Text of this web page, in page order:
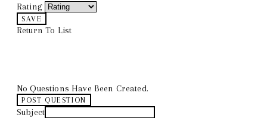
Rating
SAVE
Return To List
No Questions Have Been Created.
POST QUESTION
Subject